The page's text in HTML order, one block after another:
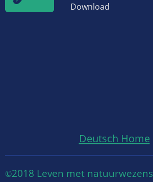
Download
Deutsch Home
©2018 Leven met natuurwezens